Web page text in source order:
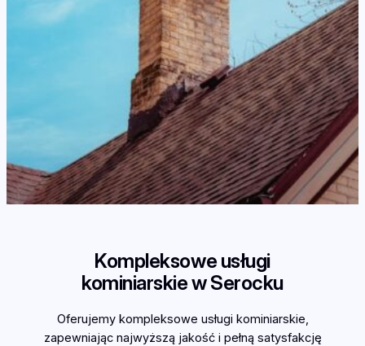
Kompleksowe usługi
kominiarskie w Serocku
Oferujemy kompleksowe usługi kominiarskie,
zapewniając najwyższą jakość i pełną satysfakcję